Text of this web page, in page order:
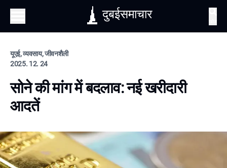
दुबईसमाचार
यूएई, व्यवसाय, जीवनशैली
2025. 12. 24
सोने की मांग में बदलाव: नई खरीदारी
आदतें